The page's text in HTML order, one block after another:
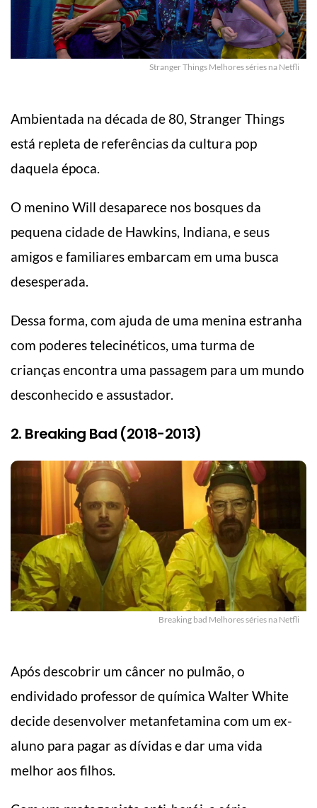
Stranger Things Melhores séries na Netfli
Ambientada na década de 80, Stranger Things
está repleta de referências da cultura pop
daquela época.
O menino Will desaparece nos bosques da
pequena cidade de Hawkins, Indiana, e seus
amigos e familiares embarcam em uma busca
desesperada.
Dessa forma, com ajuda de uma menina estranha
com poderes telecinéticos, uma turma de
crianças encontra uma passagem para um mundo
desconhecido e assustador.
2. Breaking Bad (2018-2013)
Breaking bad Melhores séries na Netfli
Após descobrir um câncer no pulmão, o
endividado professor de química Walter White
decide desenvolver metanfetamina com um ex-
aluno para pagar as dívidas e dar uma vida
melhor aos filhos.